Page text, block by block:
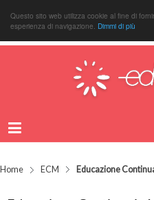
Questo sito web utilizza cookie al fine di
esperienza di navigazione. Dimmi di più
Home ECM Educazione